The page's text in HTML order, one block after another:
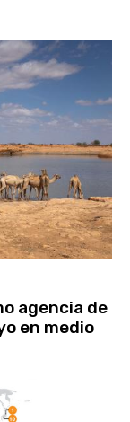
agencia de
en medio